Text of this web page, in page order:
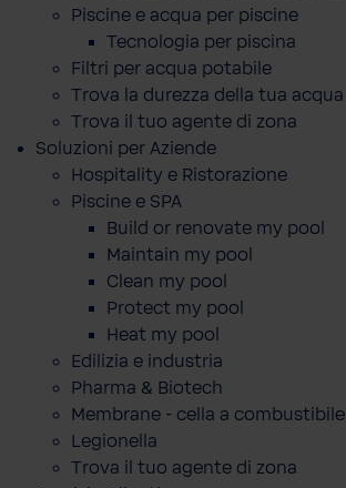
Piscine e acqua per piscine
Tecnologia per piscina
Filtri per acqua potabile
Trova la durezza della tua acqua
Trova il tuo agente di zona
Soluzioni per Aziende
Hospitality e Ristorazione
Piscine e SPA
Build or renovate my pool
Maintain my pool
Clean my pool
Protect my pool
Heat my pool
Edilizia e industria
Pharma & Biotech
Membrane - cella a combustibile
Legionella
Trova il tuo agente di zona